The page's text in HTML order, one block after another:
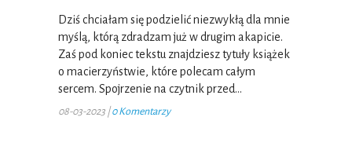
Dziś chciałam się podzielić niezwykłą dla mnie
myślą, którą zdradzam już w drugim akapicie.
Zaś pod koniec tekstu znajdziesz tytuły książek
o macierzyństwie, które polecam całym
sercem. Spojrzenie na czytnik przed…
08-03-2023 |0 Komentarzy